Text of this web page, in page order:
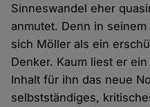
Sinneswandel eher
anmutet. Denn in
sich Möller als ein
Denker. Kaum liest er
Inhalt für ihn das neue
selbstständiges,